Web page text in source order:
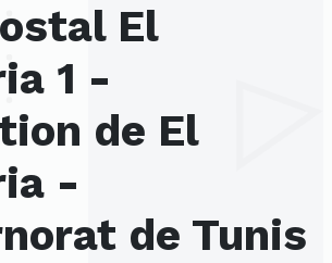
El
1 -
de El
-
de Tunis